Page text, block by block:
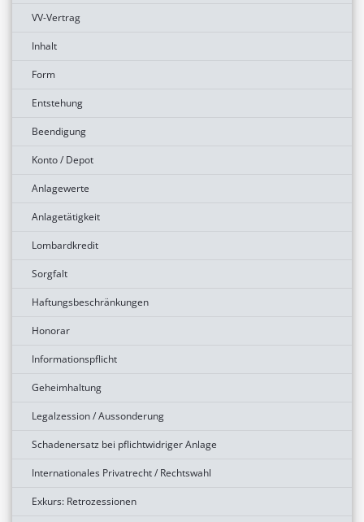
VV-Vertrag
Inhalt
Form
Entstehung
Beendigung
Konto / Depot
Anlagewerte
Anlagetätigkeit
Lombardkredit
Sorgfalt
Haftungsbeschränkungen
Honorar
Informationspflicht
Geheimhaltung
Legalzession / Aussonderung
Schadenersatz bei pflichtwidriger Anlage
Internationales Privatrecht / Rechtswahl
Exkurs: Retrozessionen